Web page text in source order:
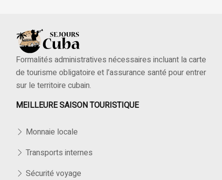
Formalités administratives nécessaires incluant la carte
de tourisme obligatoire et l’assurance santé pour entrer
sur le territoire cubain.
MEILLEURE SAISON TOURISTIQUE
Monnaie locale
Transports internes
Sécurité voyage